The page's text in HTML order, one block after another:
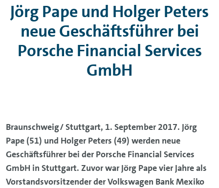
Jörg Pape und Holger Peters
neue Geschäftsführer bei
Porsche Financial Services
GmbH
Braunschweig/ Stuttgart, 1. September 2017. Jörg
Pape (51) und Holger Peters (49) werden neue
Geschäftsführer bei der Porsche Financial Services
GmbH in Stuttgart. Zuvor war Jörg Pape vier Jahre als
Vorstandsvorsitzender der Volkswagen Bank Mexiko